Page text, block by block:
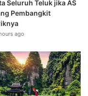
Seluruh Teluk jika AS
Pembangkit
ago